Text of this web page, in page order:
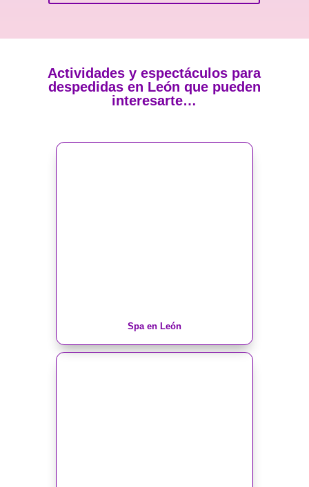
Actividades y espectáculos para
despedidas en León que pueden
interesarte…
Spa en León